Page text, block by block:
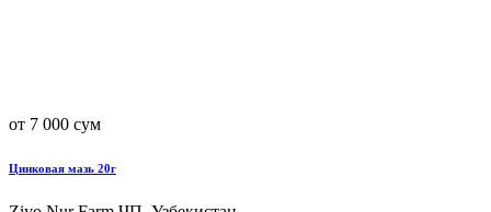
от 7 000 сум
Цинковая мазь 20г